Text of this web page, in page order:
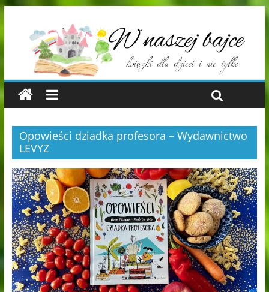
Opowieści dziadka profesora – Wydawnictwo
LEVYZ